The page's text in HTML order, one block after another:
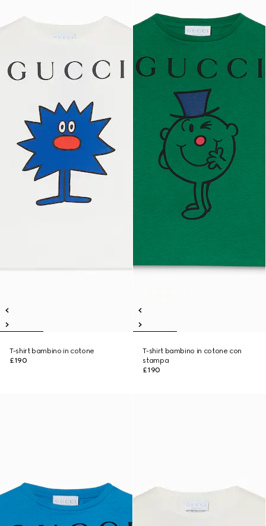
T-shirt bambino in cotone
£190
T-shirt bambino in cotone con
stampa
£190